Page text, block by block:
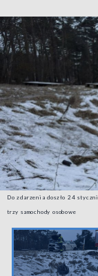
Do zdarzenia doszło 24
trzy samochody osobowe